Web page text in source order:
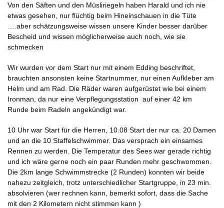
Von den Säften und den Müsliriegeln haben Harald und ich nie
etwas gesehen, nur flüchtig beim Hineinschauen in die Tüte
….aber schätzungsweise wissen unsere Kinder besser darüber
Bescheid und wissen möglicherweise auch noch, wie sie
schmecken
Wir wurden vor dem Start nur mit einem Edding beschriftet,
brauchten ansonsten keine Startnummer, nur einen Aufkleber am
Helm und am Rad. Die Räder waren aufgerüstet wie bei einem
Ironman, da nur eine Verpflegungsstation auf einer 42 km
Runde beim Radeln angekündigt war.
10 Uhr war Start für die Herren, 10.08 Start der nur ca. 20 Damen
und an die 10 Staffelschwimmer. Das versprach ein einsames
Rennen zu werden. Die Temperatur des Sees war gerade richtig
und ich wäre gerne noch ein paar Runden mehr geschwommen.
Die 2km lange Schwimmstrecke (2 Runden) konnten wir beide
nahezu zeitgleich, trotz unterschiedlicher Startgruppe, in 23 min.
absolvieren (wer rechnen kann, bemerkt sofort, dass die Sache
mit den 2 Kilometern nicht stimmen kann )